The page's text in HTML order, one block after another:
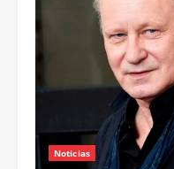
exclusiva
a
América
Latina
en
FOX
Premium
Noticias